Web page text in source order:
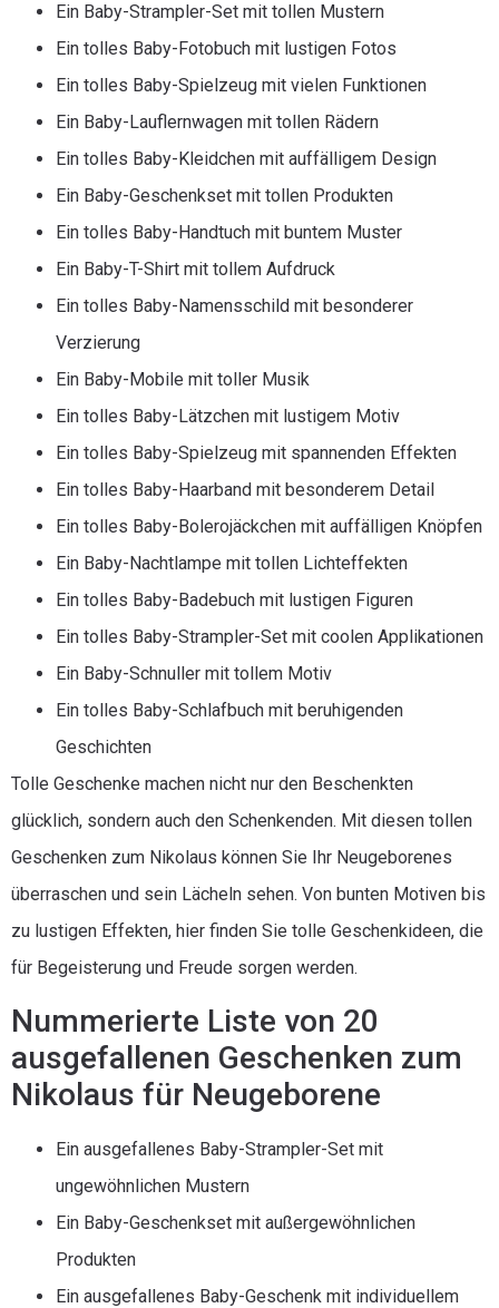
Ein Baby-Strampler-Set mit tollen Mustern
Ein tolles Baby-Fotobuch mit lustigen Fotos
Ein tolles Baby-Spielzeug mit vielen Funktionen
Ein Baby-Lauflernwagen mit tollen Rädern
Ein tolles Baby-Kleidchen mit auffälligem Design
Ein Baby-Geschenkset mit tollen Produkten
Ein tolles Baby-Handtuch mit buntem Muster
Ein Baby-T-Shirt mit tollem Aufdruck
Ein tolles Baby-Namensschild mit besonderer
Verzierung
Ein Baby-Mobile mit toller Musik
Ein tolles Baby-Lätzchen mit lustigem Motiv
Ein tolles Baby-Spielzeug mit spannenden Effekten
Ein tolles Baby-Haarband mit besonderem Detail
Ein tolles Baby-Bolerojäckchen mit auffälligen Knöpfen
Ein Baby-Nachtlampe mit tollen Lichteffekten
Ein tolles Baby-Badebuch mit lustigen Figuren
Ein tolles Baby-Strampler-Set mit coolen Applikationen
Ein Baby-Schnuller mit tollem Motiv
Ein tolles Baby-Schlafbuch mit beruhigenden
Geschichten
Tolle Geschenke machen nicht nur den Beschenkten
glücklich, sondern auch den Schenkenden. Mit diesen tollen
Geschenken zum Nikolaus können Sie Ihr Neugeborenes
überraschen und sein Lächeln sehen. Von bunten Motiven bis
zu lustigen Effekten, hier finden Sie tolle Geschenkideen, die
für Begeisterung und Freude sorgen werden.
Nummerierte Liste von 20
ausgefallenen Geschenken zum
Nikolaus für Neugeborene
Ein ausgefallenes Baby-Strampler-Set mit
ungewöhnlichen Mustern
Ein Baby-Geschenkset mit außergewöhnlichen
Produkten
Ein ausgefallenes Baby-Geschenk mit individuellem